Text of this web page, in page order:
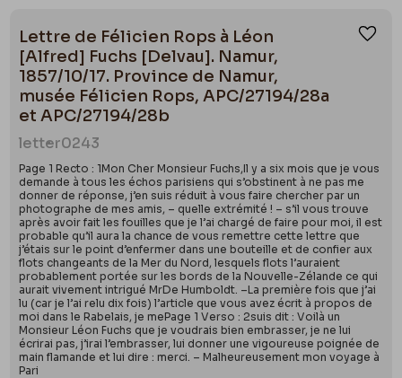
introduit Rops en 1863 à Poulet-Malassis. Il compte
parmi les intimes de Thozée et les rares amateurs à
posséder quelques-unes de ses œuvres.
Lettre de Félicien Rops à Léon
[Alfred] Fuchs [Delvau]. Namur,
1857/10/17. Province de Namur,
musée Félicien Rops, APC/27194/28a
et APC/27194/28b
letter0243
Page 1 Recto : 1Mon Cher Monsieur Fuchs,Il y a six mois que je vous
demande à tous les échos parisiens qui s’obstinent à ne pas me
donner de réponse, j’en suis réduit à vous faire chercher par un
photographe de mes amis, – quelle extrémité ! – s’il vous trouve
après avoir fait les fouilles que je l’ai chargé de faire pour moi, il est
probable qu’il aura la chance de vous remettre cette lettre que
j’étais sur le point d’enfermer dans une bouteille et de confier aux
flots changeants de la Mer du Nord, lesquels flots l’auraient
probablement portée sur les bords de la Nouvelle-Zélande ce qui
aurait vivement intrigué MrDe Humboldt. –La première fois que j’ai
lu (car je l’ai relu dix fois) l’article que vous avez écrit à propos de
moi dans le Rabelais, je mePage 1 Verso : 2suis dit : Voilà un
Monsieur Léon Fuchs que je voudrais bien embrasser, je ne lui
écrirai pas, j’irai l’embrasser, lui donner une vigoureuse poignée de
main flamande et lui dire : merci. – Malheureusement mon voyage à
Pari